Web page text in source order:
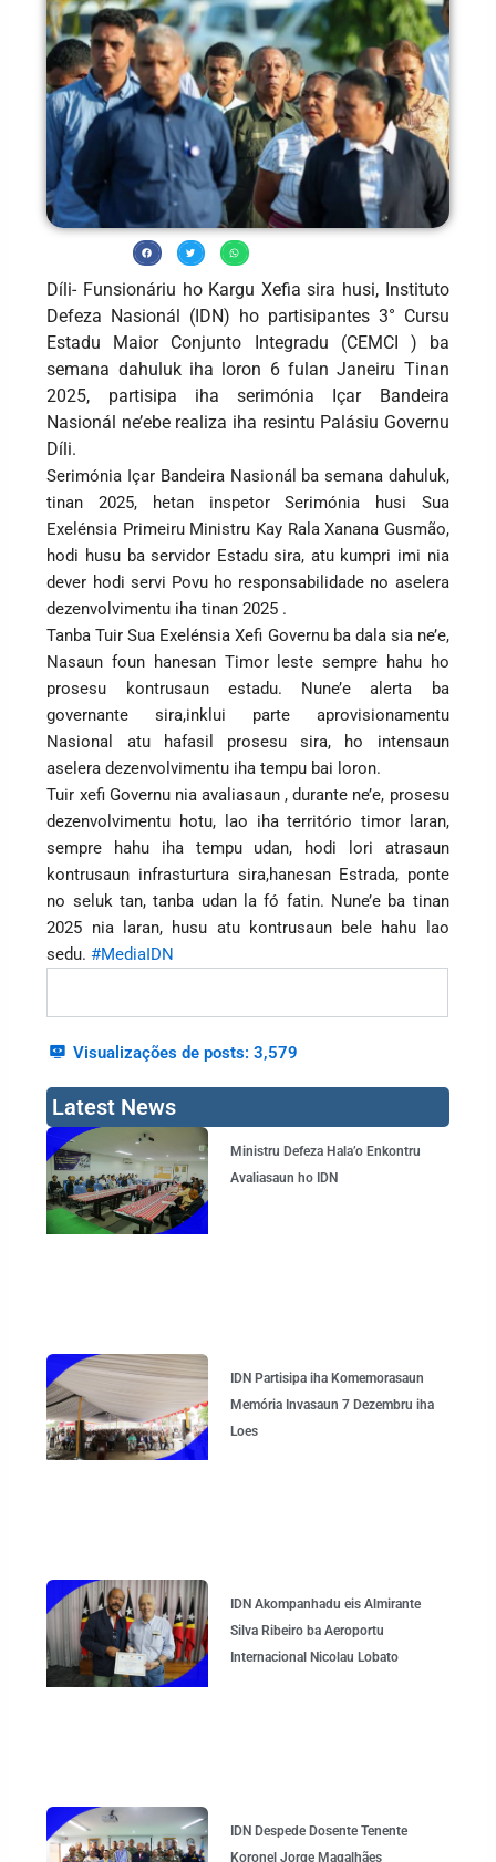
Díli- Funsionáriu ho Kargu Xefia sira husi, Instituto
Defeza Nasionál (IDN) ho partisipantes 3° Cursu
Estadu Maior Conjunto Integradu (CEMCI ) ba
semana dahuluk iha loron 6 fulan Janeiru Tinan
2025, partisipa iha serimónia Içar Bandeira
Nasionál ne’ebe realiza iha resintu Palásiu Governu
Díli.
Serimónia Içar Bandeira Nasionál ba semana dahuluk,
tinan 2025, hetan inspetor Serimónia husi Sua
Exelénsia Primeiru Ministru Kay Rala Xanana Gusmão,
hodi husu ba servidor Estadu sira, atu kumpri imi nia
dever hodi servi Povu ho responsabilidade no aselera
dezenvolvimentu iha tinan 2025 .
Tanba Tuir Sua Exelénsia Xefi Governu ba dala sia ne’e,
Nasaun foun hanesan Timor leste sempre hahu ho
prosesu kontrusaun estadu. Nune’e alerta ba
governante sira,inklui parte aprovisionamentu
Nasional atu hafasil prosesu sira, ho intensaun
aselera dezenvolvimentu iha tempu bai loron.
Tuir xefi Governu nia avaliasaun , durante ne’e, prosesu
dezenvolvimentu hotu, lao iha território timor laran,
sempre hahu iha tempu udan, hodi lori atrasaun
kontrusaun infrasturtura sira,hanesan Estrada, ponte
no seluk tan, tanba udan la fó fatin. Nune’e ba tinan
2025 nia laran, husu atu kontrusaun bele hahu lao
sedu.#MediaIDN
Visualizações de posts: 3,579
Latest News
Ministru Defeza Hala’o Enkontru
Avaliasaun ho IDN
IDN Partisipa iha Komemorasaun
Memória Invasaun 7 Dezembru iha
Loes
IDN Akompanhadu eis Almirante
Silva Ribeiro ba Aeroportu
Internacional Nicolau Lobato
IDN Despede Dosente Tenente
Koronel Jorge Magalhães
Page